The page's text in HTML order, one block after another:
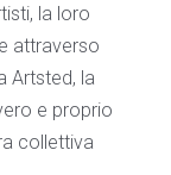
la loro
attraverso
Artsted, la
e proprio
collettiva